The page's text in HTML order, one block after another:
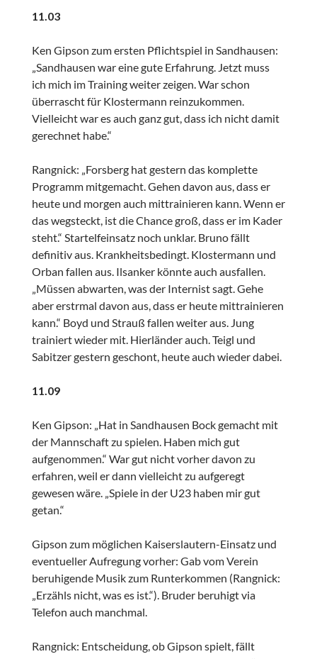
11.03
Ken Gipson zum ersten Pflichtspiel in Sandhausen:
„Sandhausen war eine gute Erfahrung. Jetzt muss
ich mich im Training weiter zeigen. War schon
überrascht für Klostermann reinzukommen.
Vielleicht war es auch ganz gut, dass ich nicht damit
gerechnet habe.“
Rangnick: „Forsberg hat gestern das komplette
Programm mitgemacht. Gehen davon aus, dass er
heute und morgen auch mittrainieren kann. Wenn er
das wegsteckt, ist die Chance groß, dass er im Kader
steht.“ Startelfeinsatz noch unklar. Bruno fällt
definitiv aus. Krankheitsbedingt. Klostermann und
Orban fallen aus. Ilsanker könnte auch ausfallen.
„Müssen abwarten, was der Internist sagt. Gehe
aber erstrmal davon aus, dass er heute mittrainieren
kann.“ Boyd und Strauß fallen weiter aus. Jung
trainiert wieder mit. Hierländer auch. Teigl und
Sabitzer gestern geschont, heute auch wieder dabei.
11.09
Ken Gipson: „Hat in Sandhausen Bock gemacht mit
der Mannschaft zu spielen. Haben mich gut
aufgenommen.“ War gut nicht vorher davon zu
erfahren, weil er dann vielleicht zu aufgeregt
gewesen wäre. „Spiele in der U23 haben mir gut
getan.“
Gipson zum möglichen Kaiserslautern-Einsatz und
eventueller Aufregung vorher: Gab vom Verein
beruhigende Musik zum Runterkommen (Rangnick:
„Erzähls nicht, was es ist.“). Bruder beruhigt via
Telefon auch manchmal.
Rangnick: Entscheidung, ob Gipson spielt, fällt